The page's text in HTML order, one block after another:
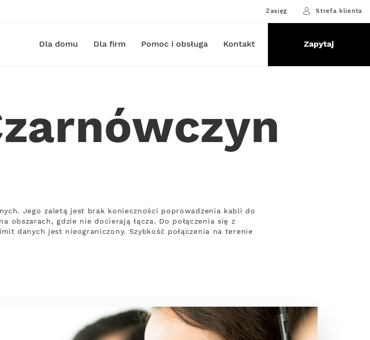
Zasięg Strefa klienta
Dla domu Dla firm Pomoc i obsługa Kontakt Zapytaj
Jego zaletą jest brak konieczności poprowadzenia kabli do
obszarach, gdzie nie docierają łącza. Do połączenia się z
danych jest nieograniczony. Szybkość połączenia na terenie